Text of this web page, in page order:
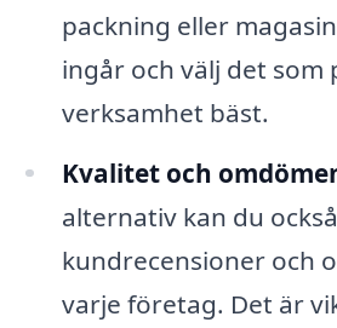
packning eller
ingår och välj det som
verksamhet bäst.
Kvalitet och
alternativ kan du
kundrecensioner och
varje företag. Det är